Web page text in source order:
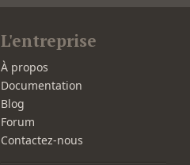
L'entreprise
À propos
Documentation
Blog
Forum
Contactez-nous